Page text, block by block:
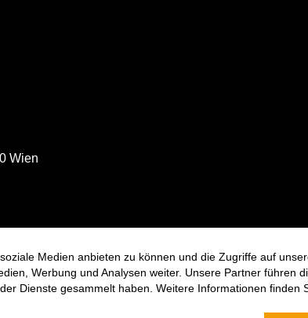
Wien
Medien anbieten zu können und die Zugriffe auf
Werbung und Analysen weiter. Unsere Partner führen
Dienste gesammelt haben. Weitere Informationen finden